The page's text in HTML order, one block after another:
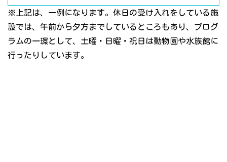
※上記は、一例になります。休日の受け入れをしている施
設では、午前から夕方までしているところもあり、プログ
ラムの一環として、土曜・日曜・祝日は動物園や水族館に
行ったりしています。